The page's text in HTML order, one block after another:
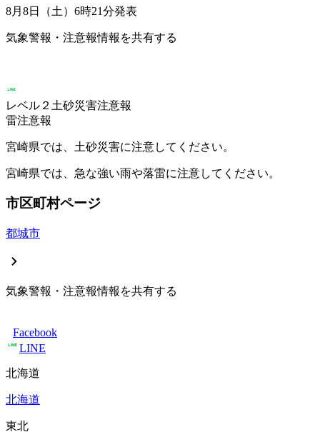
8月8日（土）6時21分発表
気象警報・注意報情報を共有する
レベル２土砂災害注意報
雷注意報
宮崎県では、土砂災害に注意してください。
宮崎県では、急な強い雨や落雷に注意してください。
市区町村ページ
都城市
気象警報・注意報情報を共有する
Facebook
LINE
北海道
北海道
東北